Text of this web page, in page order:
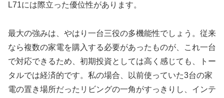
L71には際立った優位性があります。
最大の強みは、やはり一台三役の多機能性でしょう。従来
なら複数の家電を購入する必要があったものが、これ一台
で対応できるため、初期投資としては高く感じても、トー
タルでは経済的です。私の場合、以前使っていた3台の家
電の置き場所だったリビングの一角がすっきりし、インテ